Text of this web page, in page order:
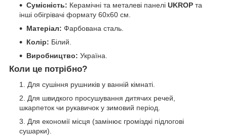
Сумісність: Керамічні та металеві панелі UKROP та
інші обігрівачі формату 60х60 см.
Матеріал: Фарбована сталь.
Колір: Білий.
Виробництво: Україна.
Коли це потрібно?
Для сушіння рушників у ванній кімнаті.
Для швидкого просушування дитячих речей,
шкарпеток чи рукавичок у зимовий період.
Для економії місця (замінює громіздкі підлогові
сушарки).